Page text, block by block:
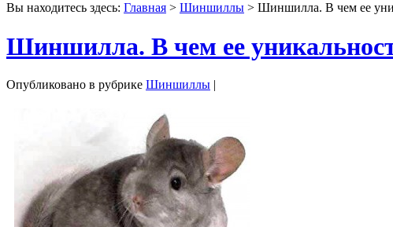
Вы находитесь здесь: Главная > Шиншиллы > Шиншилла. В чем ее
Шиншилла. В чем ее
Опубликовано в рубрике Шиншиллы |